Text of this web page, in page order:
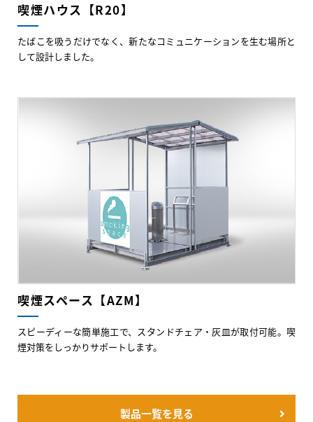
喫煙ハウス【R20】
たばこを吸うだけでなく、新たなコミュニケーションを生む場所と
して設計しました。
喫煙スペース【AZM】
スピーディーな簡単施工で、スタンドチェア・灰皿が取付可能。喫
煙対策をしっかりサポートします。
製品一覧を見る